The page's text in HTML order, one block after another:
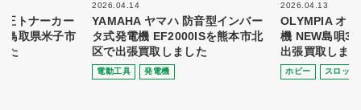
トナーカー
鳥取県米子市
た
2026.04.14
YAMAHA ヤマハ 防音型インバー
タ式発電機 EF2000ISを熊本市北
区で出張買取しました
電動⼯具 発電機
2026.04.13
OLYMPIA オ
機 NEW島唄
出張買取しま
ホビー スロット